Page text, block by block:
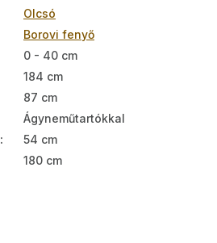
Olcsó
Borovi fenyő
0 - 40 cm
184 cm
87 cm
Ágyneműtartókkal
:
54 cm
180 cm